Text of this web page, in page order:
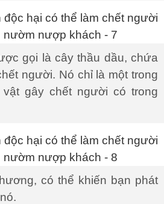
gọi là cây thầu dầu, chứa
người. Nó chỉ là một trong
gây chết người có trong
có thể khiến bạn phát